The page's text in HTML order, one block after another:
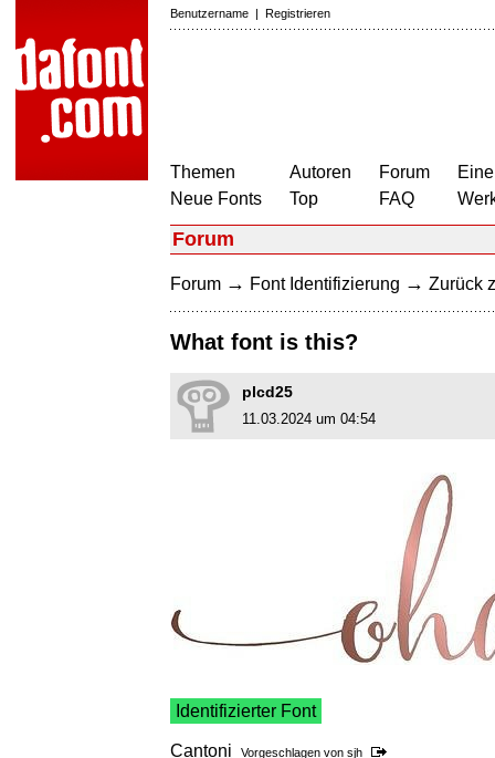
Benutzername | Registrieren
Themen
Neue Fonts
Autoren
Top
Forum
FAQ
Forum
Forum → Font Identifizierung → Zurück
What font is this?
plcd25
11.03.2024 um 04:54
Identifizierter Font
Cantoni Vorgeschlagen von sjh